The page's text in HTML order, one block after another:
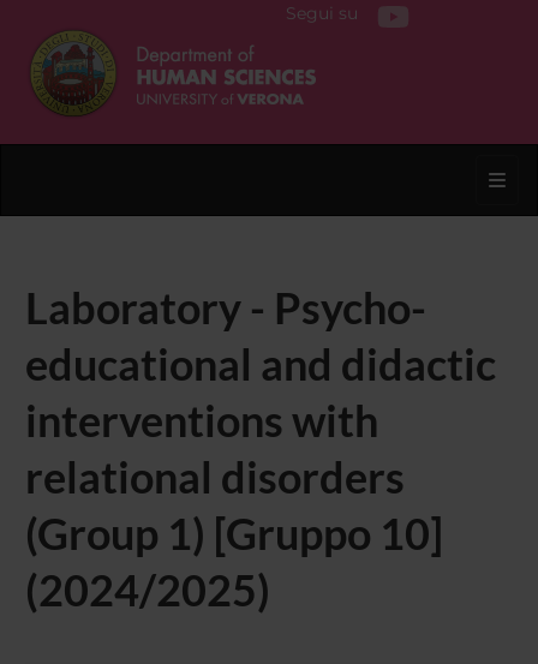
Segui su
Laboratory - Psycho-
educational and didactic
interventions with
relational disorders
(Group 1) [Gruppo 10]
(2024/2025)